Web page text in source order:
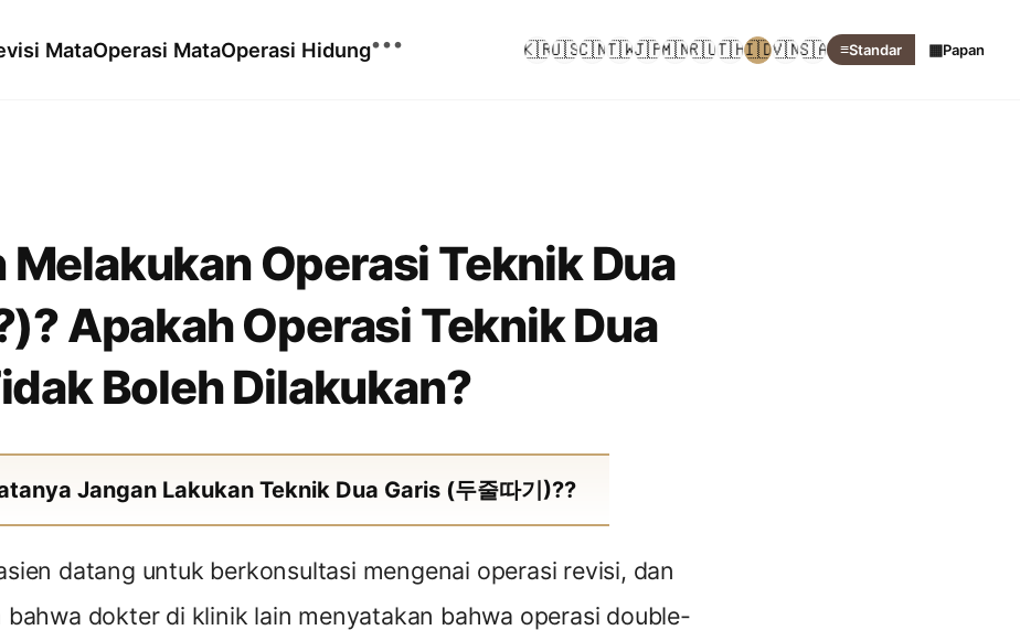
MataOperasi MataOperasi Hidung•••
Facelift
Tarik Dahi Endoskopi
Rejuran Healer
Ulthera
Shurink
Mosaic 3D
Foto Sebelum & Sesudah
Video Sebelum &
Sesudah
🇰🇷🇺🇸🇨🇳🇹🇼🇯🇵🇲🇳🇷🇺🇹🇭🇮🇩🇻🇳🇸🇦 ≡Standar ▦Papan
Melakukan Operasi Teknik Dua
Apakah Operasi Teknik Dua
Boleh Dilakukan?
Jangan Lakukan Teknik Dua Garis (두줄따기)??
datang untuk berkonsultasi mengenai operasi revisi, dan
bahwa dokter di klinik lain menyatakan bahwa operasi double-